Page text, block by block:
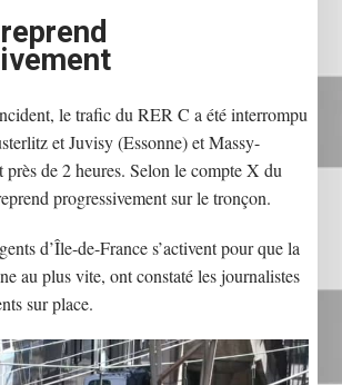
le trafic du RER C a été interrompu
et Juvisy (Essonne) et Massy-
près de 2 heures. Selon le compte X du
progressivement sur le tronçon.
d’Île-de-France s’activent pour que la
au plus vite, ont constaté les journalistes
sur place.